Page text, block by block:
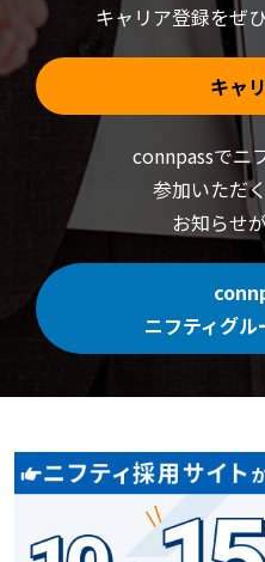
キャリア登録をぜ
キャ
connpassでニ
参加いただ
お知らせ
ニフティグル